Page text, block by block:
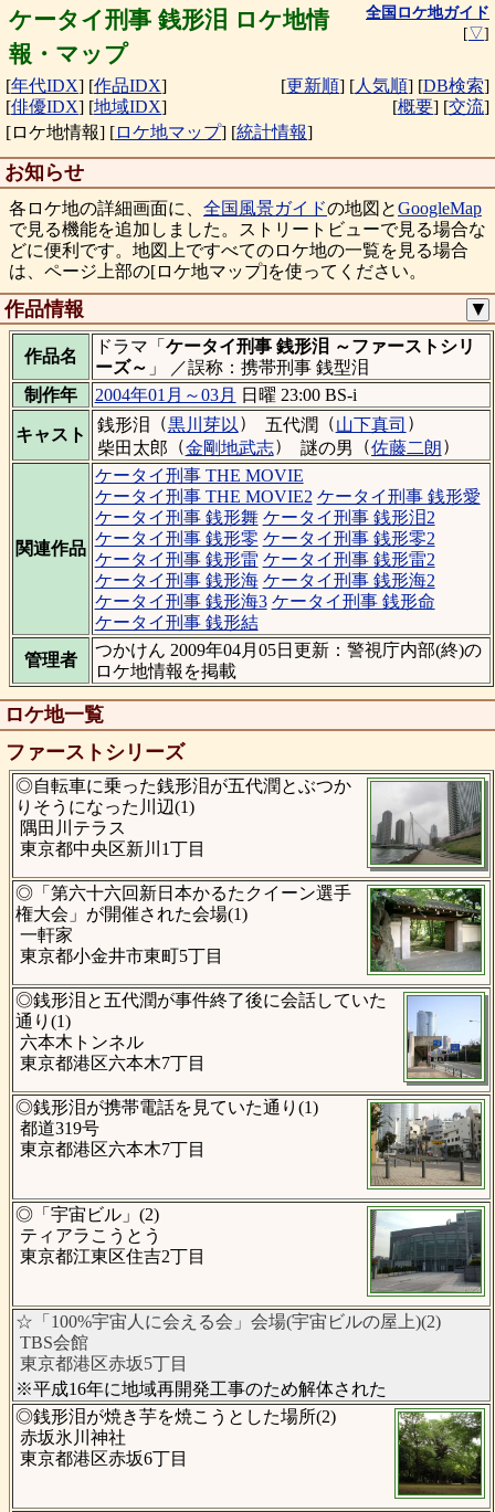
ケータイ刑事 銭形泪 ロケ地情
報・マップ
全国ロケ地ガイド
[▽]
[年代IDX] [作品IDX]
[俳優IDX] [地域IDX]
[更新順] [人気順] [DB検索]
[概要] [交流]
[ロケ地情報] [ロケ地マップ] [統計情報]
お知らせ
各ロケ地の詳細画面に、 全国風景ガイドの地図とGoogleMap
で見る機能を追加しました。ストリートビューで見る場合な
どに便利です。地図上ですべてのロケ地の一覧を見る場合
は、ページ上部の[ロケ地マップ]を使ってください。
作品情報 ▼
作品名
ドラマ「 ケータイ刑事 銭形泪 ～ファーストシリ
ーズ～ 」 ／誤称：携帯刑事 銭型泪
制作年
2004年01月～03月 日曜 23:00 BS-i
キャスト
銭形泪 （黒川芽以 ） 五代潤（山下真司 ）
柴田太郎 （金剛地武志） 謎の男 （佐藤二朗）
関連作品
ケータイ刑事 THE MOVIE
ケータイ刑事 THE MOVIE2 ケータイ刑事 銭形愛
ケータイ刑事 銭形舞 ケータイ刑事 銭形泪2
ケータイ刑事 銭形零 ケータイ刑事 銭形零2
ケータイ刑事 銭形雷 ケータイ刑事 銭形雷2
ケータイ刑事 銭形海 ケータイ刑事 銭形海2
ケータイ刑事 銭形海3 ケータイ刑事 銭形命
ケータイ刑事 銭形結
管理者
つかけん 2009年04月05日更新：警視庁内部(終)の
ロケ地情報を掲載
ロケ地一覧
ファーストシリーズ
◎自転車に乗った銭形泪が五代潤とぶつか
りそうになった川辺(1)
隅田川テラス
東京都中央区新川1丁目
◎「第六十六回新日本かるたクイーン選手
権大会」が開催された会場(1)
一軒家
東京都小金井市東町5丁目
◎銭形泪と五代潤が事件終了後に会話していた
通り(1)
六本木トンネル
東京都港区六本木7丁目
◎銭形泪が携帯電話を見ていた通り(1)
都道319号
東京都港区六本木7丁目
◎「宇宙ビル」(2)
ティアラこうとう
東京都江東区住吉2丁目
☆「100%宇宙人に会える会」会場(宇宙ビルの屋上)(2)
TBS会館
東京都港区赤坂5丁目
※平成16年に地域再開発工事のため解体された
◎銭形泪が焼き芋を焼こうとした場所(2)
赤坂氷川神社
東京都港区赤坂6丁目